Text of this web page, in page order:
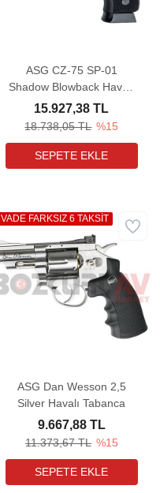
ASG CZ-75 SP-01
Shadow Blowback Havalı
Tabanca
18.738,05 TL %15
15.927,38 TL
ASG Dan Wesson 2,5
Silver Havalı Tabanca
11.373,67 TL %15
9.667,88 TL
VADE FARKSIZ 6 TAKSİT